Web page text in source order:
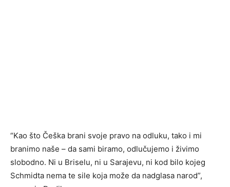
“Kao što Češka brani svoje pravo na odluku, tako i mi
branimo naše – da sami biramo, odlučujemo i živimo
slobodno. Ni u Briselu, ni u Sarajevu, ni kod bilo kojeg
Schmidta nema te sile koja može da nadglasa narod”,